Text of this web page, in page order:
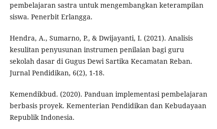
pembelajaran sastra untuk mengembangkan keterampilan
siswa. Penerbit Erlangga.
Hendra, A., Sumarno, P., & Dwijayanti, I. (2021). Analisis
kesulitan penyusunan instrumen penilaian bagi guru
sekolah dasar di Gugus Dewi Sartika Kecamatan Reban.
Jurnal Pendidikan, 6(2), 1-18.
Kemendikbud. (2020). Panduan implementasi pembelajaran
berbasis proyek. Kementerian Pendidikan dan Kebudayaan
Republik Indonesia.